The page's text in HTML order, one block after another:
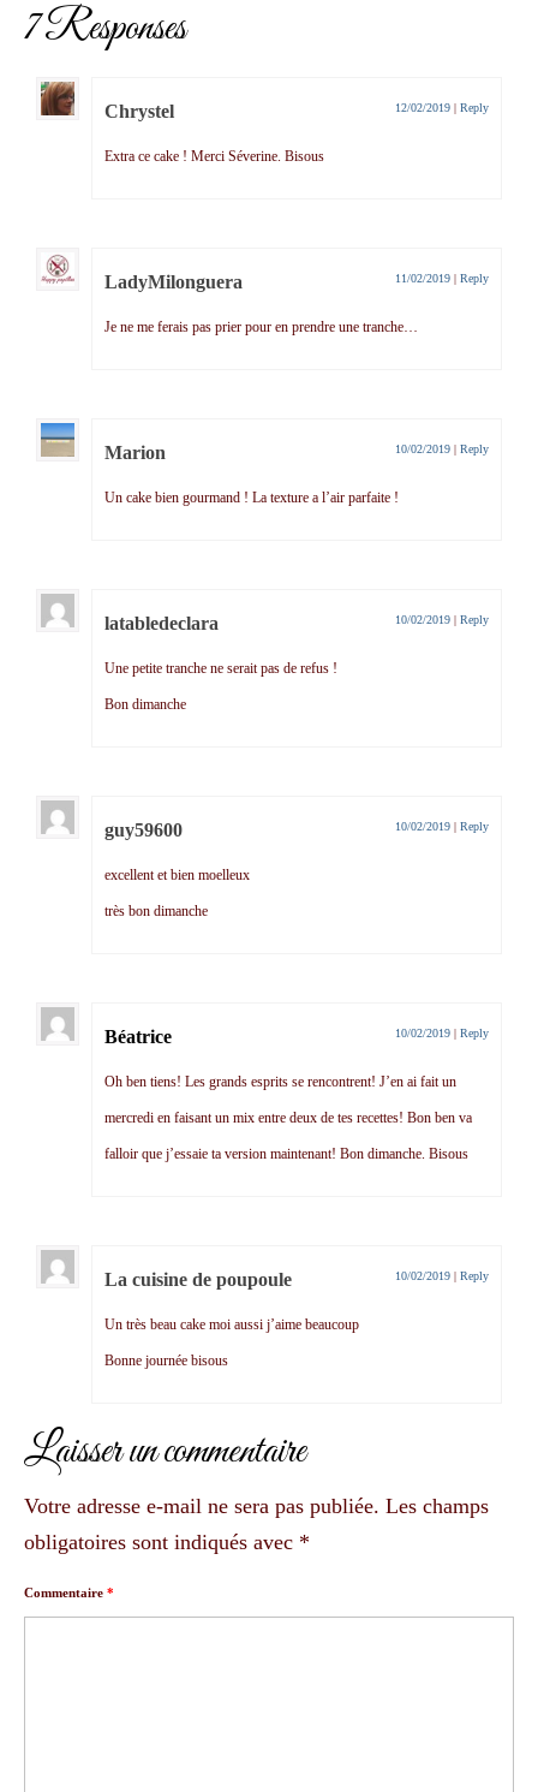
7 Responses
Chrystel 12/02/2019 | Reply
Extra ce cake ! Merci Séverine. Bisous
LadyMilonguera 11/02/2019 | Reply
Je ne me ferais pas prier pour en prendre une tranche…
Marion 10/02/2019 | Reply
Un cake bien gourmand ! La texture a l’air parfaite !
latabledeclara 10/02/2019 | Reply
Une petite tranche ne serait pas de refus !
Bon dimanche
guy59600 10/02/2019 | Reply
excellent et bien moelleux
très bon dimanche
Béatrice 10/02/2019 | Reply
Oh ben tiens! Les grands esprits se rencontrent! J’en ai fait un
mercredi en faisant un mix entre deux de tes recettes! Bon ben va
falloir que j’essaie ta version maintenant! Bon dimanche. Bisous
La cuisine de poupoule 10/02/2019 | Reply
Un très beau cake moi aussi j’aime beaucoup
Bonne journée bisous
Laisser un commentaire
Votre adresse e-mail ne sera pas publiée. Les champs
obligatoires sont indiqués avec *
Commentaire *